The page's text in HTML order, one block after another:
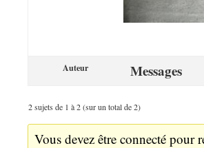
Auteur Messages
2 sujets de 1 à 2 (sur un total de 2)
Vous devez être connecté pour